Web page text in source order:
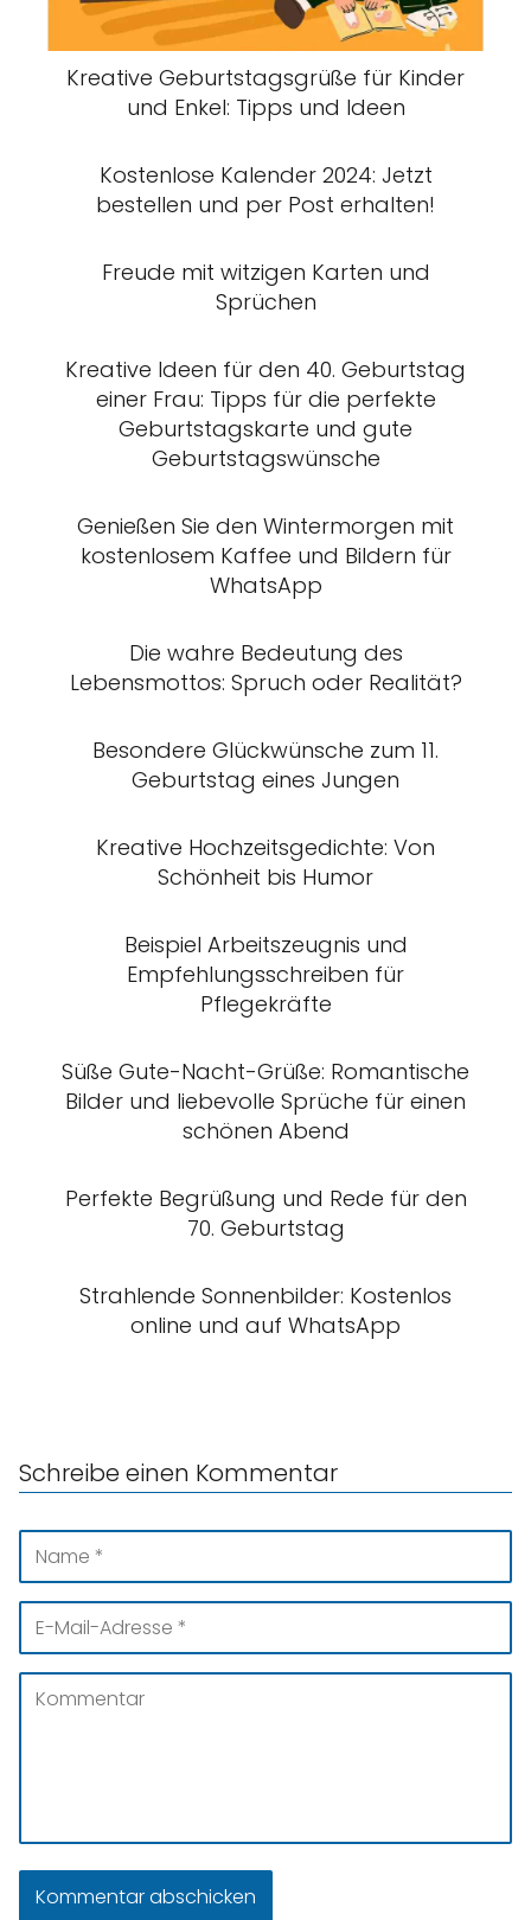
Kreative Geburtstagsgrüße für Kinder
und Enkel: Tipps und Ideen
Kostenlose Kalender 2024: Jetzt
bestellen und per Post erhalten!
Freude mit witzigen Karten und
Sprüchen
Kreative Ideen für den 40. Geburtstag
einer Frau: Tipps für die perfekte
Geburtstagskarte und gute
Geburtstagswünsche
Genießen Sie den Wintermorgen mit
kostenlosem Kaffee und Bildern für
WhatsApp
Die wahre Bedeutung des
Lebensmottos: Spruch oder Realität?
Besondere Glückwünsche zum 11.
Geburtstag eines Jungen
Kreative Hochzeitsgedichte: Von
Schönheit bis Humor
Beispiel Arbeitszeugnis und
Empfehlungsschreiben für
Pflegekräfte
Süße Gute-Nacht-Grüße: Romantische
Bilder und liebevolle Sprüche für einen
schönen Abend
Perfekte Begrüßung und Rede für den
70. Geburtstag
Strahlende Sonnenbilder: Kostenlos
online und auf WhatsApp
Schreibe einen Kommentar